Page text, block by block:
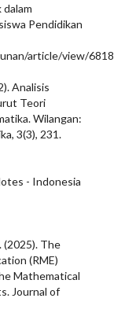
Pendidikan
article/view/6818
Analisis
Teori
Wilangan:
3(3), 231.
- Indonesia
(2025). The
(RME)
Mathematical
Journal of